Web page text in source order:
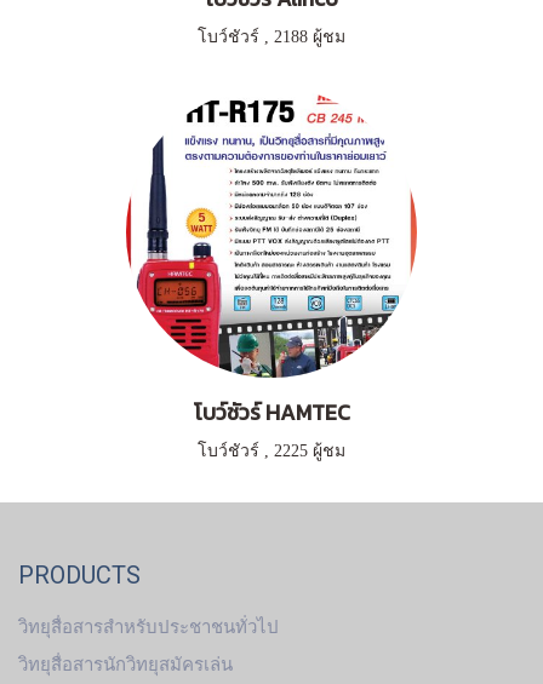
โบว์ชัวร์ , 2188 ผู้ชม
โบว์ชัวร์ HAMTEC
โบว์ชัวร์ , 2225 ผู้ชม
PRODUCTS
วิทยุสื่อสารสำหรับประชาชนทั่วไป
วิทยุสื่อสารนักวิทยุสมัครเล่น